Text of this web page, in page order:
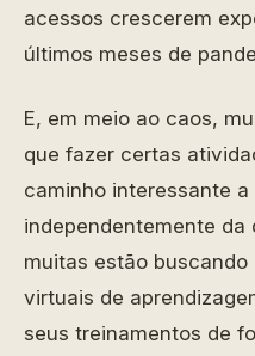
acessos crescerem
últimos meses de
E, em meio ao caos,
que fazer certas
caminho interessante a
independentemente da
muitas estão
virtuais de
seus treinamentos de